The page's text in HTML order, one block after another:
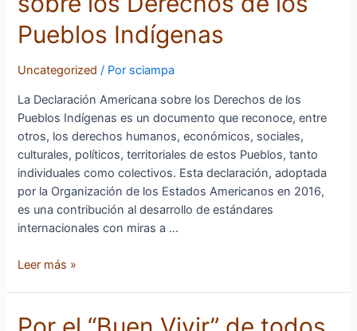
Pueblos Indígenas
Uncategorized / Por sciampa
La Declaración Americana sobre los Derechos de los
Pueblos Indígenas es un documento que reconoce, entre
otros, los derechos humanos, económicos, sociales,
culturales, políticos, territoriales de estos Pueblos, tanto
individuales como colectivos. Esta declaración, adoptada
por la Organización de los Estados Americanos en 2016,
es una contribución al desarrollo de estándares
internacionales con miras a …
2016
–
Declaración
sobre
los
Derechos
de
los
Pueblos
Indígenas
Leer más »
Por